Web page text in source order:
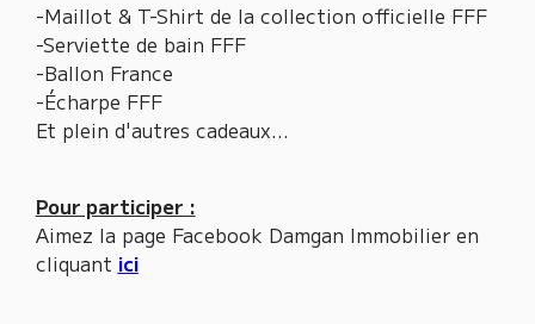
-Maillot & T-Shirt de la collection officielle FFF
-Serviette de bain FFF
-Ballon France
-Écharpe FFF
Et plein d'autres cadeaux...
Pour participer :
Aimez la page Facebook Damgan Immobilier en
cliquant ici